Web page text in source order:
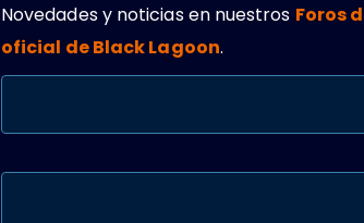
Novedades y noticias en nuestros Foros
oficial de Black Lagoon.